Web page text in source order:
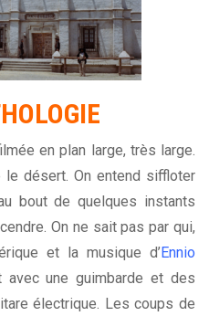
en plan large, très large.
le désert. On entend siffloter
bout de quelques instants
On ne sait pas par qui,
et la musique d’ Ennio
avec une guimbarde et des
électrique. Les coups de